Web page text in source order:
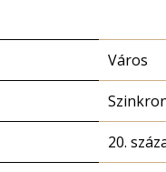
Város
20.